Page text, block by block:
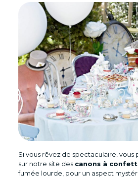
Si vous rêvez de spectaculaire,
sur notre site des canons à
fumée lourde, pour un aspect